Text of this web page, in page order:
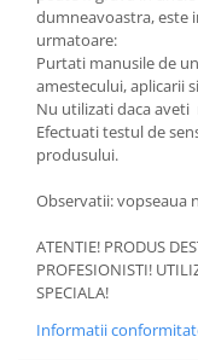
dumneavoastra, este
urmatoare:
Purtati manusile de
amestecului, aplicarii
Nu utilizati daca aveti
Efectuati testul de
produsului.
Observatii: vopseaua
ATENTIE! PRODUS
PROFESIONISTI!
SPECIALA!
Informatii